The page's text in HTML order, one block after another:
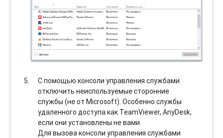
С помощью консоли управления службами
отключить неиспользуемые сторонние
службы (не от Microsoft). Особенно службы
удаленного доступа как TeamViewer, AnyDesk,
если они установлены не вами.
Для вызова консоли управления службами